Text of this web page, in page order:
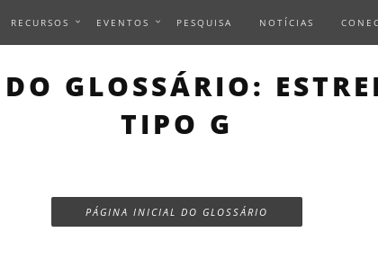
RECURSOS EVENTOS PESQUISA NOTÍCIAS
GLOSSÁRIO:
TIPO G
PÁGINA INICIAL DO GLOSSÁRIO